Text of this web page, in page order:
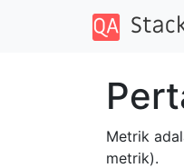
Metrik
metrik).